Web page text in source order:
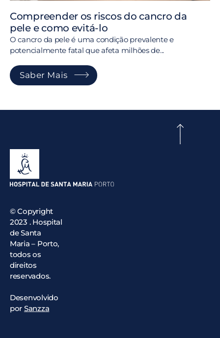
Compreender os riscos do cancro da
pele e como evitá-lo
O cancro da pele é uma condição prevalente e
potencialmente fatal que afeta milhões de...
Saber Mais
© Copyright
2023 . Hospital
de Santa
Maria – Porto,
todos os
direitos
reservados.
Desenvolvido
por Sanzza